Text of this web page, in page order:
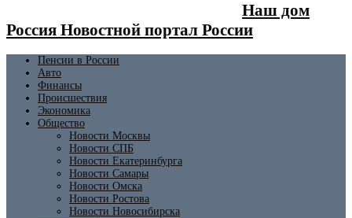
Наш дом
Россия Новостной портал России
Пенсии в России
Авто
Финансы
Происшествия
Экономика
Общество
Новости Москвы
Новости СПБ
Новости Екатеринбурга
Новости Самары
Новости Омска
Новости Ростова
Новости Новосибирска